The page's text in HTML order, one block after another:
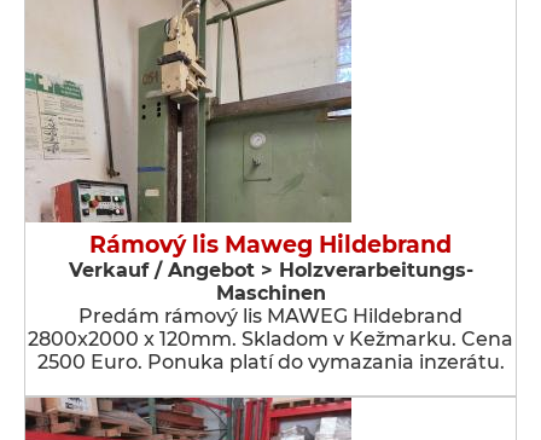
Rámový lis Maweg Hildebrand
Verkauf / Angebot > Holzverarbeitungs-
Maschinen
Predám rámový lis MAWEG Hildebrand
2800x2000 x 120mm. Skladom v Kežmarku. Cena
2500 Euro. Ponuka platí do vymazania inzerátu.